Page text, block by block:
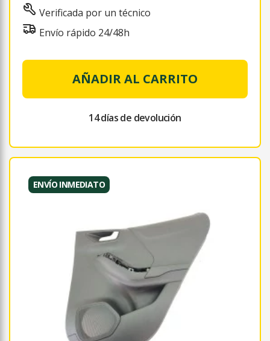
Verificada por un técnico
Envío rápido 24/48h
AÑADIR AL CARRITO
14 días de devolución
ENVÍO INMEDIATO